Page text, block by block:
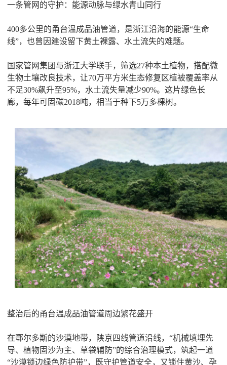
一条管网的守护：能源动脉与绿水青山同行
400多公里的甬台温成品油管道，是浙江沿海的能源“生命
线”，也曾因建设留下黄土裸露、水土流失的难题。
国家管网集团与浙江大学联手，筛选27种本土植物，搭配微
生物土壤改良技术，让70万平方米生态修复区植被覆盖率从
不足30%飙升至95%，水土流失量减少90%。这片绿色长
廊，每年可固碳2018吨，相当于种下5万多棵树。
整治后的甬台温成品油管道周边繁花盛开
在鄂尔多斯的沙漠地带，陕京四线管道沿线，“机械填埋先
导、植物固沙为主、草袋辅防”的综合治理模式，筑起一道
“沙漠锁边绿色防护带”，既守护管道安全，又锁住黄沙、孕